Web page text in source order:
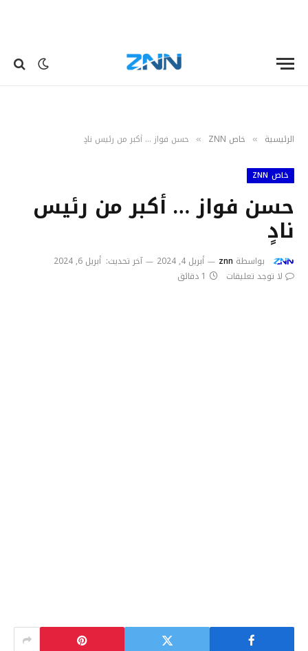
الرئيسية » خاص ZNN » حسن فواز … أكبر من رئيس نادٍ
خاص ZNN
حسن فواز … أكبر من رئيس
نادٍ
بواسطة znn أبريل 4, 2024 آخر تحديث: أبريل 6, 2024
لا توجد تعليقات
1 دقائق